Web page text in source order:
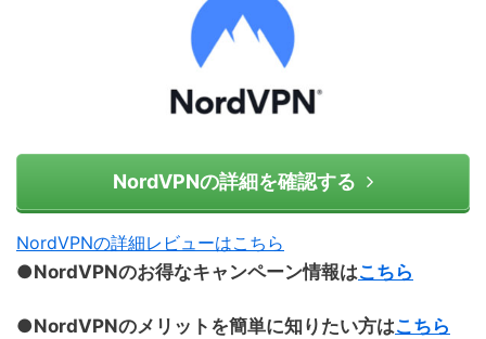
NordVPNの詳細を確認する
NordVPNの詳細レビューはこちら
●NordVPNのお得なキャンペーン情報はこちら
●NordVPNのメリットを簡単に知りたい方はこちら